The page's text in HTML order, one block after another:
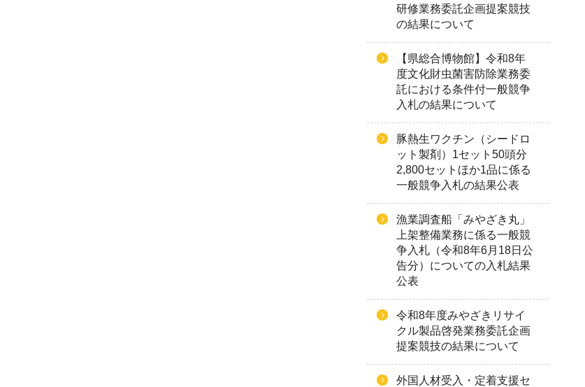
研修業務委託企画提案競技
の結果について
【県総合博物館】令和8年
度文化財虫菌害防除業務委
託における条件付一般競争
入札の結果について
豚熱生ワクチン（シードロ
ット製剤）1セット50頭分
2,800セットほか1品に係る
一般競争入札の結果公表
漁業調査船「みやざき丸」
上架整備業務に係る一般競
争入札（令和8年6月18日公
告分）についての入札結果
公表
令和8年度みやざきリサイ
クル製品啓発業務委託企画
提案競技の結果について
外国人材受入・定着支援セ